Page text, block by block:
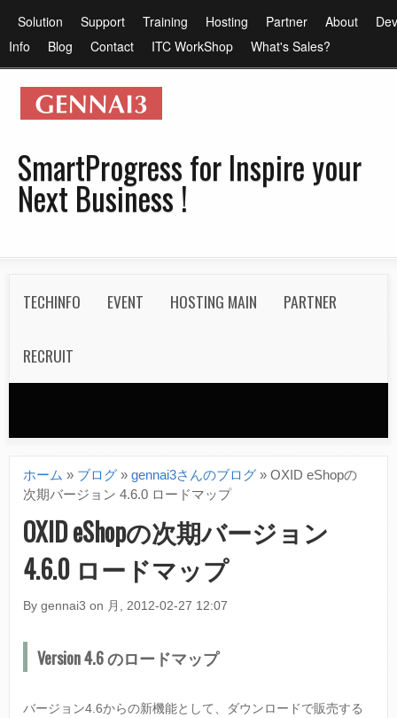
コ
ン
ン
ツ
に
動
メ
イ
ン
ニ
ー
Solution Support Training Hosting Partner About
Info
Blog Contact ITC WorkShop What's Sales?
SmartProgress for Inspire your
Next Business !
o
m
TECHINFO EVENT HOSTING MAIN PARTNER
RECRUIT
現
在
地
ホーム » ブログ » gennai3さんのブログ » OXID eShopの
次期バージョン 4.6.0 ロードマップ
OXID eShopの次期バージョン
4.6.0 ロードマップ
By gennai3 on 月, 2012-02-27 12:07
Version 4.6 のロードマップ
バージョン4.6からの新機能として、ダウンロードで販売する